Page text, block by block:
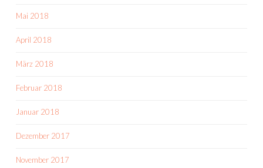
Mai 2018
April 2018
März 2018
Februar 2018
Januar 2018
Dezember 2017
November 2017